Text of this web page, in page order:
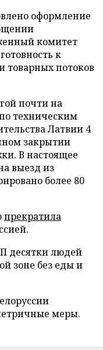
оформление
комитет
к
товарных потоков
почти на
техническим
Латвии 4
закрытии
В настоящее
выезд из
более 80
прекратила
десятки людей
зоне без еды и
меры.